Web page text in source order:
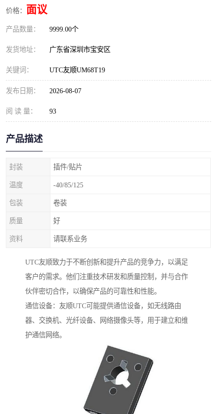
价格： 面议
产品数量： 9999.00个
发货地址： 广东省深圳市宝安区
关键词： UTC友顺UM68T19
发布日期： 2026-08-07
阅 读 量： 93
产品描述
封装 插件/贴片
温度 -40/85/125
包装 卷装
质量 好
资料 请联系业务
UTC友顺致力于不断创新和提升产品的竞争力，以满足
客户的需求。他们注重技术研发和质量控制，并与合作
伙伴密切合作，以确保产品的可靠性和性能。
通信设备：友顺UTC可能提供通信设备，如无线路由
器、交换机、光纤设备、网络摄像头等，用于建立和维
护通信网络。